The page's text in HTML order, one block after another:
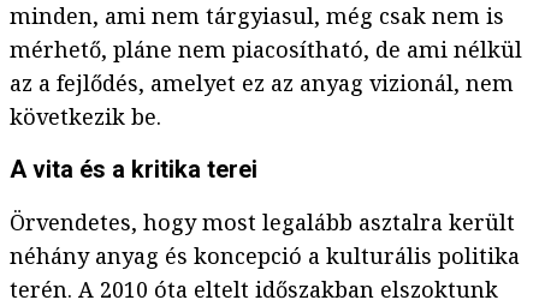
minden, ami nem tárgyiasul, még csak nem is
mérhető, pláne nem piacosítható, de ami nélkül
az a fejlődés, amelyet ez az anyag vizionál, nem
következik be.
A vita és a kritika terei
Örvendetes, hogy most legalább asztalra került
néhány anyag és koncepció a kulturális politika
terén. A 2010 óta eltelt időszakban elszoktunk